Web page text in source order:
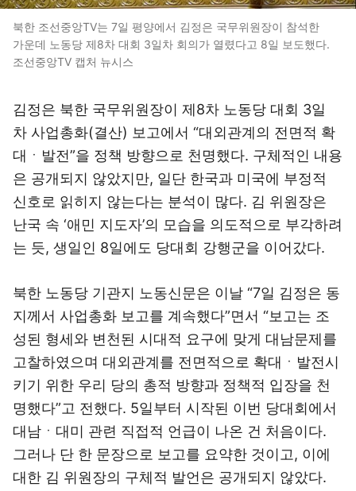
북한 조선중앙TV는 7일 평양에서 김정은 국무위원장이 참석한
가운데 노동당 제8차 대회 3일차 회의가 열렸다고 8일 보도했다.
조선중앙TV 캡처 뉴시스
김정은 북한 국무위원장이 제8차 노동당 대회 3일
차 사업총화(결산) 보고에서 “대외관계의 전면적 확
대ㆍ발전”을 정책 방향으로 천명했다. 구체적인 내용
은 공개되지 않았지만, 일단 한국과 미국에 부정적
신호로 읽히지 않는다는 분석이 많다. 김 위원장은
난국 속 ‘애민 지도자’의 모습을 의도적으로 부각하려
는 듯, 생일인 8일에도 당대회 강행군을 이어갔다.
북한 노동당 기관지 노동신문은 이날 “7일 김정은 동
지께서 사업총화 보고를 계속했다”면서 “보고는 조
성된 형세와 변천된 시대적 요구에 맞게 대남문제를
고찰하였으며 대외관계를 전면적으로 확대ㆍ발전시
키기 위한 우리 당의 총적 방향과 정책적 입장을 천
명했다”고 전했다. 5일부터 시작된 이번 당대회에서
대남ㆍ대미 관련 직접적 언급이 나온 건 처음이다.
그러나 단 한 문장으로 보고를 요약한 것이고, 이에
대한 김 위원장의 구체적 발언은 공개되지 않았다.